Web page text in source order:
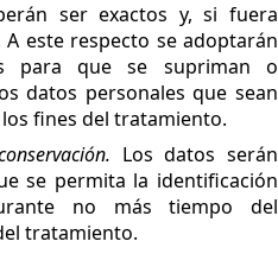
ser exactos y, si fuera
A este respecto se adoptarán
para que se supriman o
datos personales que sean
fines del tratamiento.
Los datos serán
se permita la identificación
no más tiempo del
tratamiento.